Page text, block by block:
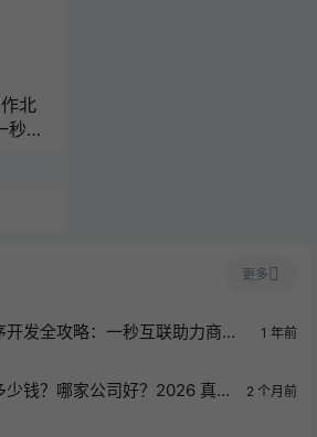
北
秒云
更多
发全攻略：一秒互联助力商家
1 年前
钱？哪家公司好？2026 真实
2 个月前